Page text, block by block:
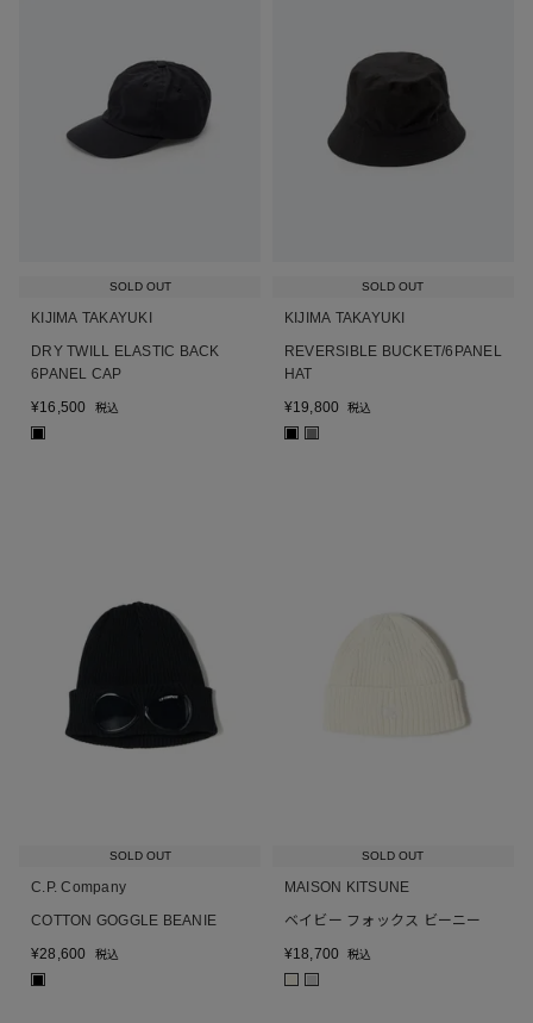
SOLD OUT
KIJIMA TAKAYUKI
DRY TWILL ELASTIC BACK
6PANEL CAP
¥16,500 税込
SOLD OUT
KIJIMA TAKAYUKI
REVERSIBLE BUCKET/6PANEL
HAT
¥19,800 税込
SOLD OUT
C.P. Company
COTTON GOGGLE BEANIE
¥28,600 税込
■
SOLD OUT
MAISON KITSUNE
ベイビー フォックス ビーニー
¥18,700 税込